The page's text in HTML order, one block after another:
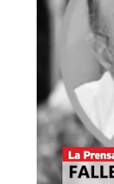
seconds
of